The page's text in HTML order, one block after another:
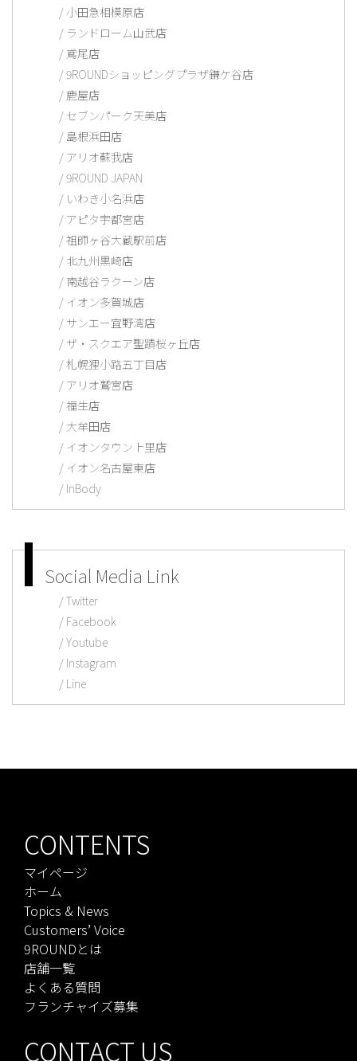
小田急相模原店
ランドローム山武店
鳶尾店
9ROUNDショッピングプラザ鎌ケ谷店
鹿屋店
セブンパーク天美店
島根浜田店
アリオ蘇我店
9ROUND JAPAN
いわき小名浜店
アピタ宇都宮店
祖師ヶ谷大蔵駅前店
北九州黒崎店
南越谷ラクーン店
イオン多賀城店
サンエー宜野湾店
ザ・スクエア聖蹟桜ヶ丘店
札幌狸小路五丁目店
アリオ鷲宮店
福生店
大牟田店
イオンタウン上里店
イオン名古屋東店
InBody
Social Media Link
Twitter
Facebook
Youtube
Instagram
Line
CONTENTS
マイページ
ホーム
Topics & News
Customers’ Voice
9ROUNDとは
店舗一覧
よくある質問
フランチャイズ募集
CONTACT US